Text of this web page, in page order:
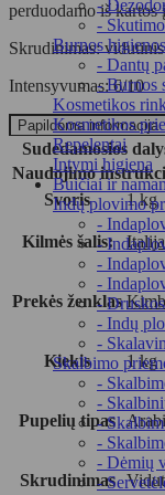
-
-
Burnos
- Dantų
- Burnos
Kosmetikos
Kosmetikos
Repelentai
Intymi higiena
Buičiai ir
Indų plovimo
-
-
-
-
-
- Indų
-
Skalbimo
-
-
-
-
- Dėmių
-
perduodamo iš kartos
Skrudinimas: vidutinis
Intensyvumas: 6/10
Papildoma informacija
Sudedamosios
Naudojimo
Svoris
1 kg
Kilmės šalis: Italija
Prekės ženklas
Kiekis 1 kg
Pupelių tipas
Skrudinimas